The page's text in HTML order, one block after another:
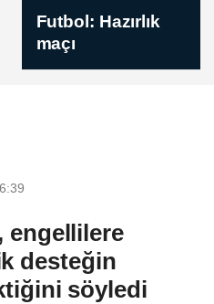
Inter Turku -
Vaduz Maçında
Kazanan Belli
engellilere
desteğin
söyledi